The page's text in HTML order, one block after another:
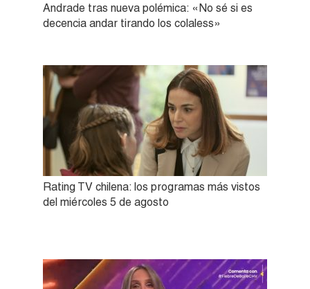
Andrade tras nueva polémica: «No sé si es
decencia andar tirando los colaless»
Rating TV chilena: los programas más vistos
del miércoles 5 de agosto